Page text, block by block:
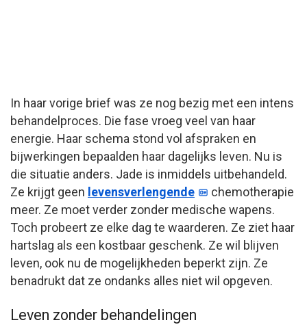
In haar vorige brief was ze nog bezig met een intens
behandelproces. Die fase vroeg veel van haar
energie. Haar schema stond vol afspraken en
bijwerkingen bepaalden haar dagelijks leven. Nu is
die situatie anders. Jade is inmiddels uitbehandeld.
Ze krijgt geen levensverlengende
chemotherapie
meer. Ze moet verder zonder medische wapens.
Toch probeert ze elke dag te waarderen. Ze ziet haar
hartslag als een kostbaar geschenk. Ze wil blijven
leven, ook nu de mogelijkheden beperkt zijn. Ze
benadrukt dat ze ondanks alles niet wil opgeven.
Leven zonder behandelingen